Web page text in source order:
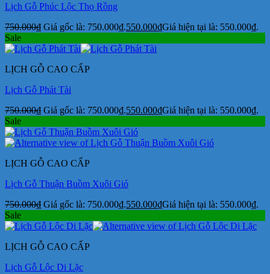
Lịch Gỗ Phúc Lộc Thọ Rồng
750.000₫ Giá gốc là: 750.000₫.550.000₫Giá hiện tại là: 550.000₫.
Sale
LỊCH GỖ CAO CẤP
Lịch Gỗ Phát Tài
750.000₫ Giá gốc là: 750.000₫.550.000₫Giá hiện tại là: 550.000₫.
Sale
LỊCH GỖ CAO CẤP
Lịch Gỗ Thuận Buồm Xuôi Gió
750.000₫ Giá gốc là: 750.000₫.550.000₫Giá hiện tại là: 550.000₫.
Sale
LỊCH GỖ CAO CẤP
Lịch Gỗ Lộc Di Lặc